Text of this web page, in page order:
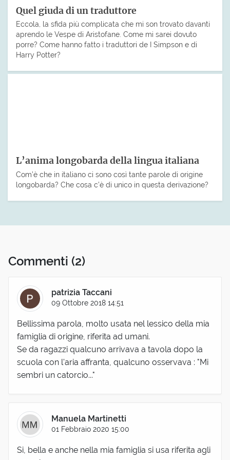
Quel giuda di un traduttore
Eccola, la sfida più complicata che mi son trovato davanti
aprendo le Vespe di Aristofane. Come mi sarei dovuto
porre? Come hanno fatto i traduttori de I Simpson e di
Harry Potter?
L’anima longobarda della lingua italiana
Com’è che in italiano ci sono così tante parole di origine
longobarda? Che cosa c’è di unico in questa derivazione?
Commenti (2)
patrizia Taccani
09 Ottobre 2018 14:51
Bellissima parola, molto usata nel lessico della mia
famiglia di origine, riferita ad umani.
Se da ragazzi qualcuno arrivava a tavola dopo la
scuola con l'aria affranta, qualcuno osservava : "Mi
sembri un catorcio..."
Manuela Martinetti
01 Febbraio 2020 15:00
Si, bella e anche nella mia famiglia si usa riferita agli